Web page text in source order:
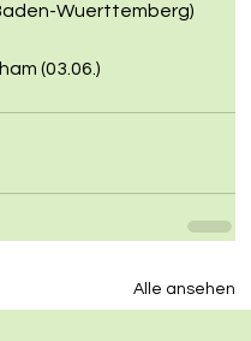
Wuerttemberg)
(03.06.)
Alle ansehen